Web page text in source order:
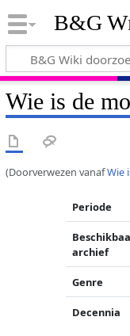
B&G
Wie is de
(Doorverwezen vanafWie
Periode
archief
Genre
Decennia